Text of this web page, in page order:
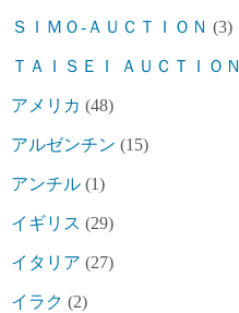
ＳＩＭＯ-ＡＵＣＴＩＯＮ (3)
ＴＡＩＳＥＩ ＡＵＣＴＩＯＮ
アメリカ (48)
アルゼンチン (15)
アンチル (1)
イギリス (29)
イタリア (27)
イラク (2)